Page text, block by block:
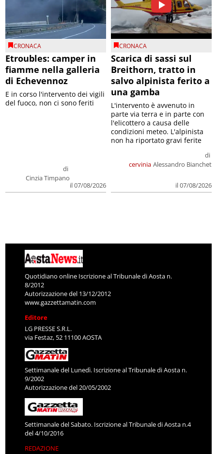
CRONACA
Etroubles: camper in
fiamme nella galleria
di Echevennoz
di
Cinzia Timpano
il 07/08/2026
E in corso l'intervento dei vigili
del fuoco, non ci sono feriti
CRONACA
Scarica di sassi sul
Breithorn, tratto in
salvo alpinista ferito a
una gamba
cervinia
di
Alessandro Bianchet
il 07/08/2026
L'intervento è avvenuto in
parte via terra e in parte con
l'elicottero a causa delle
condizioni meteo. L'alpinista
non ha riportato gravi ferite
Quotidiano online Iscrizione al Tribunale di Aosta n.
8/2012
Autorizzazione del 13/12/2012
www.gazzettamatin.com
Editore
LG PRESSE S.R.L.
via Festaz, 52 11100 AOSTA
Settimanale del Lunedì. Iscrizione al Tribunale di Aosta n.
9/2002
Autorizzazione del 20/05/2002
Settimanale del Sabato. Iscrizione al Tribunale di Aosta n.4
del 4/10/2016
REDAZIONE